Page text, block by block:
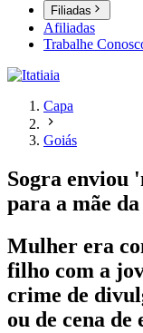
Filiadas
Afiliadas
Trabalhe
Capa
Goiás
Sogra enviou
para a mãe
Mulher era
filho com a
crime de
ou de cena